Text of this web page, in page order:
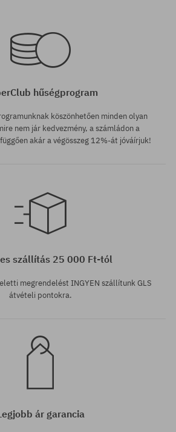
30
hűségprogram
köszönhetően minden olyan
nem jár kedvezmény, a számládon a
akár a végösszeg 12%-át jóváírjuk!
szállítás 25 000 Ft-tól
megrendelést INGYEN szállítunk GLS
átvételi pontokra.
ár garancia